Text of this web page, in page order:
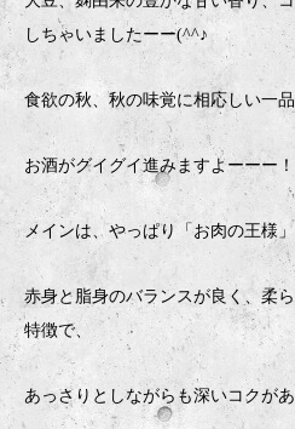
しちゃいましたーー(^^♪
食欲の秋、秋の味覚に相応しい一
お酒がグイグイ進みますよーーー！
メインは、やっぱり「お肉の王様
赤身と脂身のバランスが良く、柔
特徴で、
あっさりとしながらも深いコクがあ